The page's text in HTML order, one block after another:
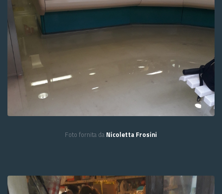
Foto fornita da Nicoletta Frosini